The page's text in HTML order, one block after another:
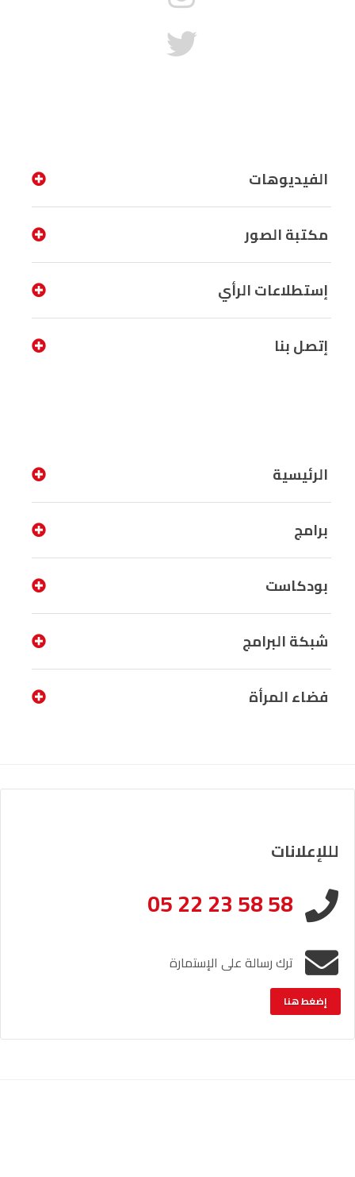
الفيديوهات
مكتبة الصور
إستطلاعات الرأي
إتصل بنا
الرئيسية
برامج
بودكاست
شبكة البرامج
فضاء المرأة
لللإعلانات
05 22 23 58 58
ترك رسالة على الإستمارة
إضغط هنا